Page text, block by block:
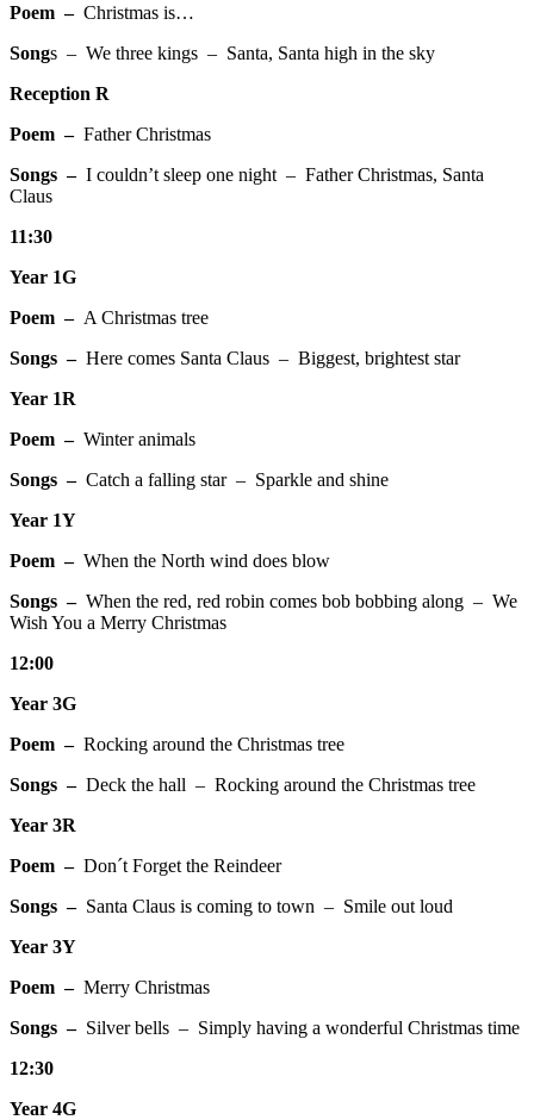
Poem – Christmas is…
Songs – We three kings – Santa, Santa high in the sky
Reception R
Poem – Father Christmas
Songs – I couldn’t sleep one night – Father Christmas, Santa
Claus
11:30
Year 1G
Poem – A Christmas tree
Songs – Here comes Santa Claus – Biggest, brightest star
Year 1R
Poem – Winter animals
Songs – Catch a falling star – Sparkle and shine
Year 1Y
Poem – When the North wind does blow
Songs – When the red, red robin comes bob bobbing along – We
Wish You a Merry Christmas
12:00
Year 3G
Poem – Rocking around the Christmas tree
Songs – Deck the hall – Rocking around the Christmas tree
Year 3R
Poem – Don´t Forget the Reindeer
Songs – Santa Claus is coming to town – Smile out loud
Year 3Y
Poem – Merry Christmas
Songs – Silver bells – Simply having a wonderful Christmas time
12:30
Year 4G